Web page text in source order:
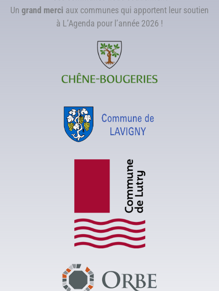
Un grand merci aux communes qui apportent leur soutien
à L’Agenda pour l’année 2026 !